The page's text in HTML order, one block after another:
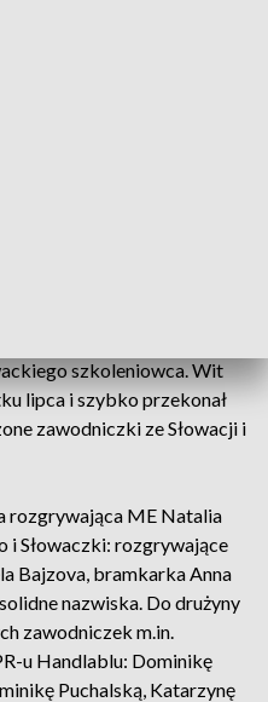
szkoleniowca. Wit
lipca i szybko przekonał
zawodniczki ze Słowacji i
rozgrywająca ME Natalia
i Słowaczki: rozgrywające
Bajzova, bramkarka Anna
nazwiska. Do drużyny
zawodniczek m.in.
u Handlablu: Dominikę
Puchalską, Katarzynę